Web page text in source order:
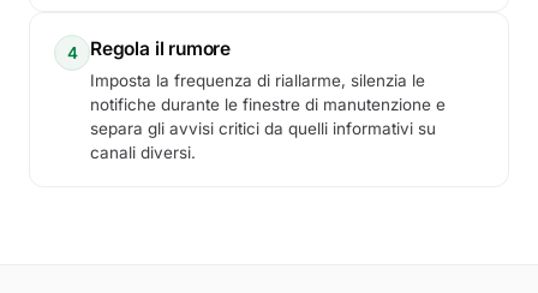
4 Regola il rumore
Imposta la frequenza di riallarme, silenzia le
notifiche durante le finestre di manutenzione e
separa gli avvisi critici da quelli informativi su
canali diversi.